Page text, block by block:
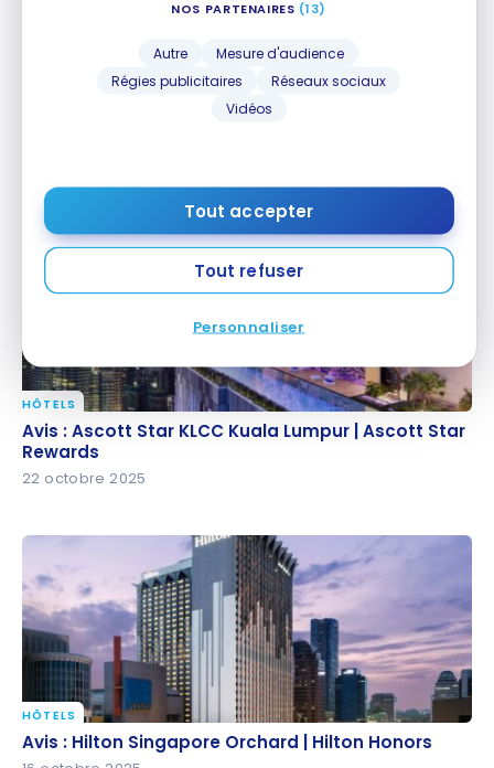
NOS PARTENAIRES (13)
Autre
Mesure d'audience
Régies publicitaires
Réseaux sociaux
Vidéos
Tout accepter
Tout refuser
Personnaliser
Avis : Four Points by Sheraton Izmir | Marriott
Avis : Four Points by Sheraton Izmir | Marriott
Avis : Ascott Star KLCC Kuala Lumpur | Ascott Star
Rewards
HÔTELS
Avis : Ascott Star KLCC Kuala Lumpur | Ascott Star
Rewards
22 octobre 2025
Avis : Hilton Singapore Orchard | Hilton Honors
HÔTELS
Avis : Hilton Singapore Orchard | Hilton Honors